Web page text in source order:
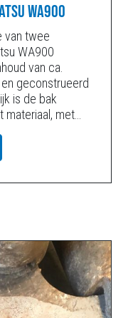
WA900
van twee
WA900
van ca.
geconstrueerd
is de bak
materiaal, met